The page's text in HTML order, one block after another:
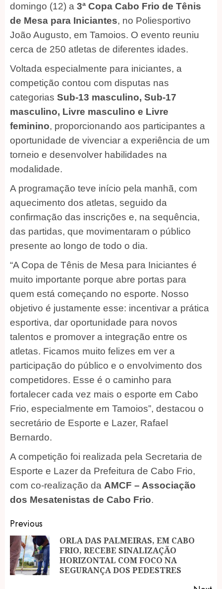
domingo (12) a 3ª Copa Cabo Frio de Tênis
de Mesa para Iniciantes, no Poliesportivo
João Augusto, em Tamoios. O evento reuniu
cerca de 250 atletas de diferentes idades.
Voltada especialmente para iniciantes, a
competição contou com disputas nas
categorias Sub-13 masculino, Sub-17
masculino, Livre masculino e Livre
feminino, proporcionando aos participantes a
oportunidade de vivenciar a experiência de um
torneio e desenvolver habilidades na
modalidade.
A programação teve início pela manhã, com
aquecimento dos atletas, seguido da
confirmação das inscrições e, na sequência,
das partidas, que movimentaram o público
presente ao longo de todo o dia.
“A Copa de Tênis de Mesa para Iniciantes é
muito importante porque abre portas para
quem está começando no esporte. Nosso
objetivo é justamente esse: incentivar a prática
esportiva, dar oportunidade para novos
talentos e promover a integração entre os
atletas. Ficamos muito felizes em ver a
participação do público e o envolvimento dos
competidores. Esse é o caminho para
fortalecer cada vez mais o esporte em Cabo
Frio, especialmente em Tamoios”, destacou o
secretário de Esporte e Lazer, Rafael
Bernardo.
A competição foi realizada pela Secretaria de
Esporte e Lazer da Prefeitura de Cabo Frio,
com co-realização da AMCF – Associação
dos Mesatenistas de Cabo Frio.
Post
navigation
Previous
ORLA DAS PALMEIRAS, EM CABO
FRIO, RECEBE SINALIZAÇÃO
HORIZONTAL COM FOCO NA
SEGURANÇA DOS PEDESTRES